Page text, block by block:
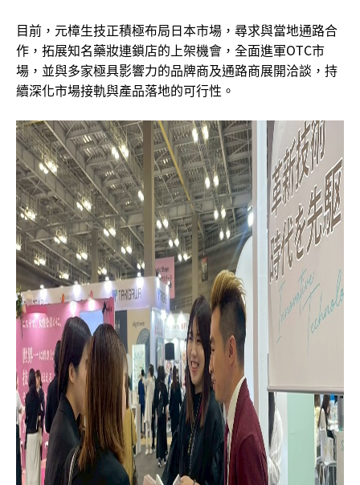
目前，元樟生技正積極布局日本市場，尋求與當地通路合
作，拓展知名藥妝連鎖店的上架機會，全面進軍OTC市
場，並與多家極具影響力的品牌商及通路商展開洽談，持
續深化市場接軌與產品落地的可行性。